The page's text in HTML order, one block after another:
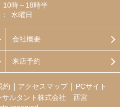
10時～18時半
水曜日
会社概要
来店予約
約 アクセスマップ
PCサイト
サルタント株式会社 西宮